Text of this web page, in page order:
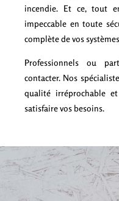
incendie. Et ce, tout
impeccable en toute
complète de vos
Professionnels ou
contacter. Nos
qualité irréprochable
satisfaire vos besoins.